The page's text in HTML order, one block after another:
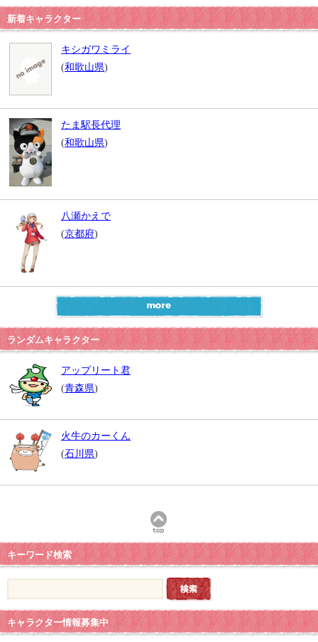
新着キャラクター
キシガワミライ
(和歌山県)
たま駅長代理
(和歌山県)
八瀬かえで
(京都府)
ランダムキャラクター
アップリート君
(青森県)
火牛のカーくん
(石川県)
キーワード検索
キャラクター情報募集中